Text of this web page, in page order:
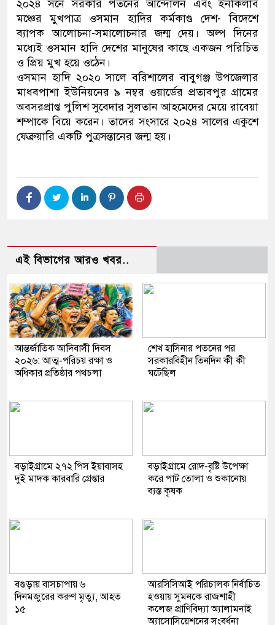
২০২৪ সনে সরকার পতনের আন্দোলন এবং ইনকিলাব
মঞ্চের মুখপাত্র ওসমান হাদির কর্মকাণ্ড দেশ- বিদেশে
ব্যাপক আলোচনা-সমালোচনার জন্ম দেয়। অল্প দিনের
মধ্যেই ওসমান হাদি দেশের মানুষের কাছে একজন পরিচিত
ও প্রিয় মুখ হয়ে ওঠেন।
ওসমান হাদি ২০২০ সালে বরিশালের বাবুগঞ্জ উপজেলার
মাধবপাশা ইউনিয়নের ৯ নম্বর ওয়ার্ডের প্রতাবপুর গ্রামের
অবসরপ্রাপ্ত পুলিশ সুবেদার সুলতান আহমেদের মেয়ে রাবেয়া
শম্পাকে বিয়ে করেন। তাদের সংসারে ২০২৪ সালের একুশে
ফেব্রুয়ারি একটি পুত্রসন্তানের জন্ম হয়।
এই বিভাগের আরও খবর..
আন্তর্জাতিক আদিবাসী দিবস
২০২৬: আত্ম-পরিচয় রক্ষা ও
অধিকার প্রতিষ্ঠার পথচলা
শেখ হাসিনার পতনের পর
সরকারবিহীন তিনদিন কী কী
ঘটেছিল
বড়াইগ্রামে ২৭২ পিস ইয়াবাসহ
দুই মাদক কারবারি গ্রেপ্তার
বড়াইগ্রামে রোদ-বৃষ্টি উপেক্ষা
করে পাট তোলা ও শুকানোয়
ব্যস্ত কৃষক
বগুড়ায় বাসচাপায় ৬
দিনমজুরের করুণ মৃত্যু, আহত
১৫
আরসিসিআই পরিচালক নির্বাচিত
হওয়ায় সুমনকে রাজশাহী
কলেজ প্রাণিবিদ্যা অ্যালামনাই
অ্যাসোসিয়েশনের সংবর্ধনা